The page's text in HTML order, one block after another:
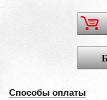
Способы оплаты